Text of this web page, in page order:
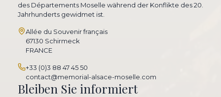
des Départements Moselle während der Konflikte des 20.
Jahrhunderts gewidmet ist.
Allée du Souvenir français
67130 Schirmeck
FRANCE
+33 (0)3 88 47 45 50
contact@memorial-alsace-moselle.com
Bleiben Sie informiert